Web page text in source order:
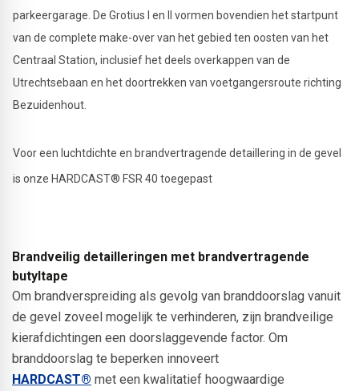
parkeergarage. De Grotius I en II vormen bovendien het startpunt
van de complete make-over van het gebied ten oosten van het
Centraal Station, inclusief het deels overkappen van de
Utrechtsebaan en het doortrekken van voetgangersroute richting
Bezuidenhout.
Voor een luchtdichte en brandvertragende detaillering in de gevel
is onze HARDCAST® FSR 40 toegepast
Brandveilig detailleringen met brandvertragende
butyltape
Om brandverspreiding als gevolg van branddoorslag vanuit
de gevel zoveel mogelijk te verhinderen, zijn brandveilige
kierafdichtingen een doorslaggevende factor. Om
branddoorslag te beperken innoveert
HARDCAST® met een kwalitatief hoogwaardige